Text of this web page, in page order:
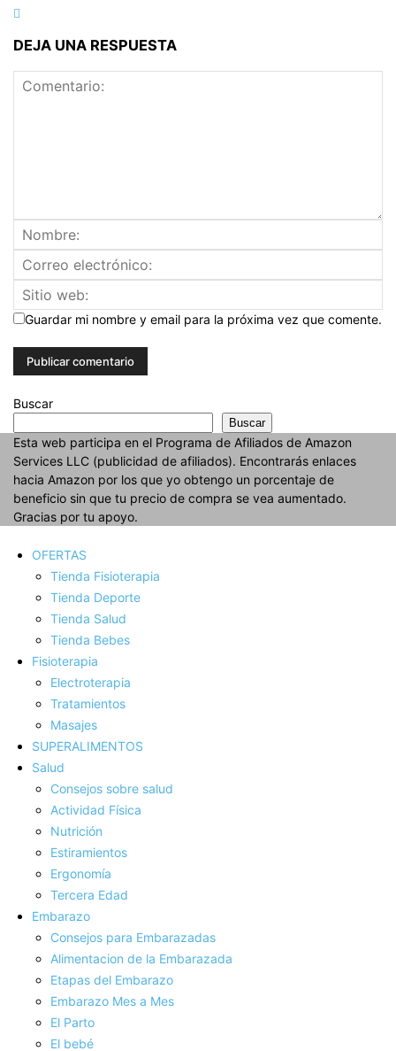
DEJA UNA RESPUESTA
Guardar mi nombre y email para la próxima vez que comente.
Buscar
Buscar
Esta web participa en el Programa de Afiliados de Amazon
Services LLC (publicidad de afiliados). Encontrarás enlaces
hacia Amazon por los que yo obtengo un porcentaje de
beneficio sin que tu precio de compra se vea aumentado.
Gracias por tu apoyo.
OFERTAS
Tienda Fisioterapia
Tienda Deporte
Tienda Salud
Tienda Bebes
Fisioterapia
Electroterapia
Tratamientos
Masajes
SUPERALIMENTOS
Salud
Consejos sobre salud
Actividad Fí­sica
Nutrición
Estiramientos
Ergonomí­a
Tercera Edad
Embarazo
Consejos para Embarazadas
Alimentacion de la Embarazada
Etapas del Embarazo
Embarazo Mes a Mes
El Parto
El bebé